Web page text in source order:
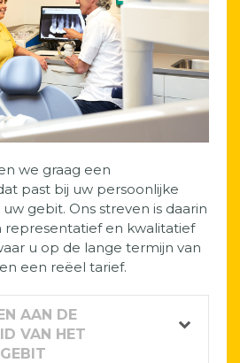
we graag een
past bij uw persoonlijke
gebit. Ons streven is daarin
representatief en kwalitatief
u op de lange termijn van
een reëel tarief.
AAN DE
VAN HET